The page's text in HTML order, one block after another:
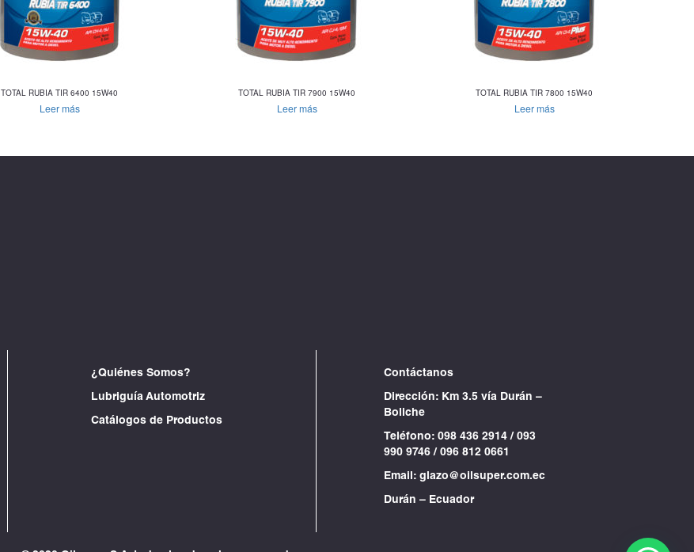
TOTAL RUBIA TIR 6400 15W40
Leer más
TOTAL RUBIA TIR 7900 15W40
Leer más
TOTAL RUBIA TIR 7800 15W40
Leer más
¿Quiénes Somos?
Lubriguía Automotriz
Catálogos de Productos
Contáctanos
Dirección: Km 3.5 vía Durán –
Boliche
Teléfono:098 436 2914 /093
990 9746 /096 812 0661
Email:glazo@oilsuper.com.ec
Durán – Ecuador